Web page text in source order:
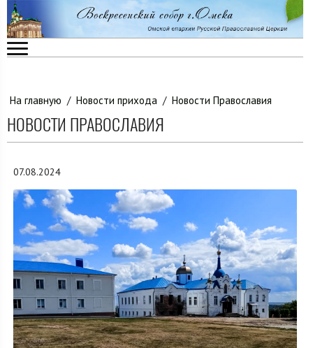
На главную / Новости прихода / Новости Православия
НОВОСТИ ПРАВОСЛАВИЯ
07.08.2024